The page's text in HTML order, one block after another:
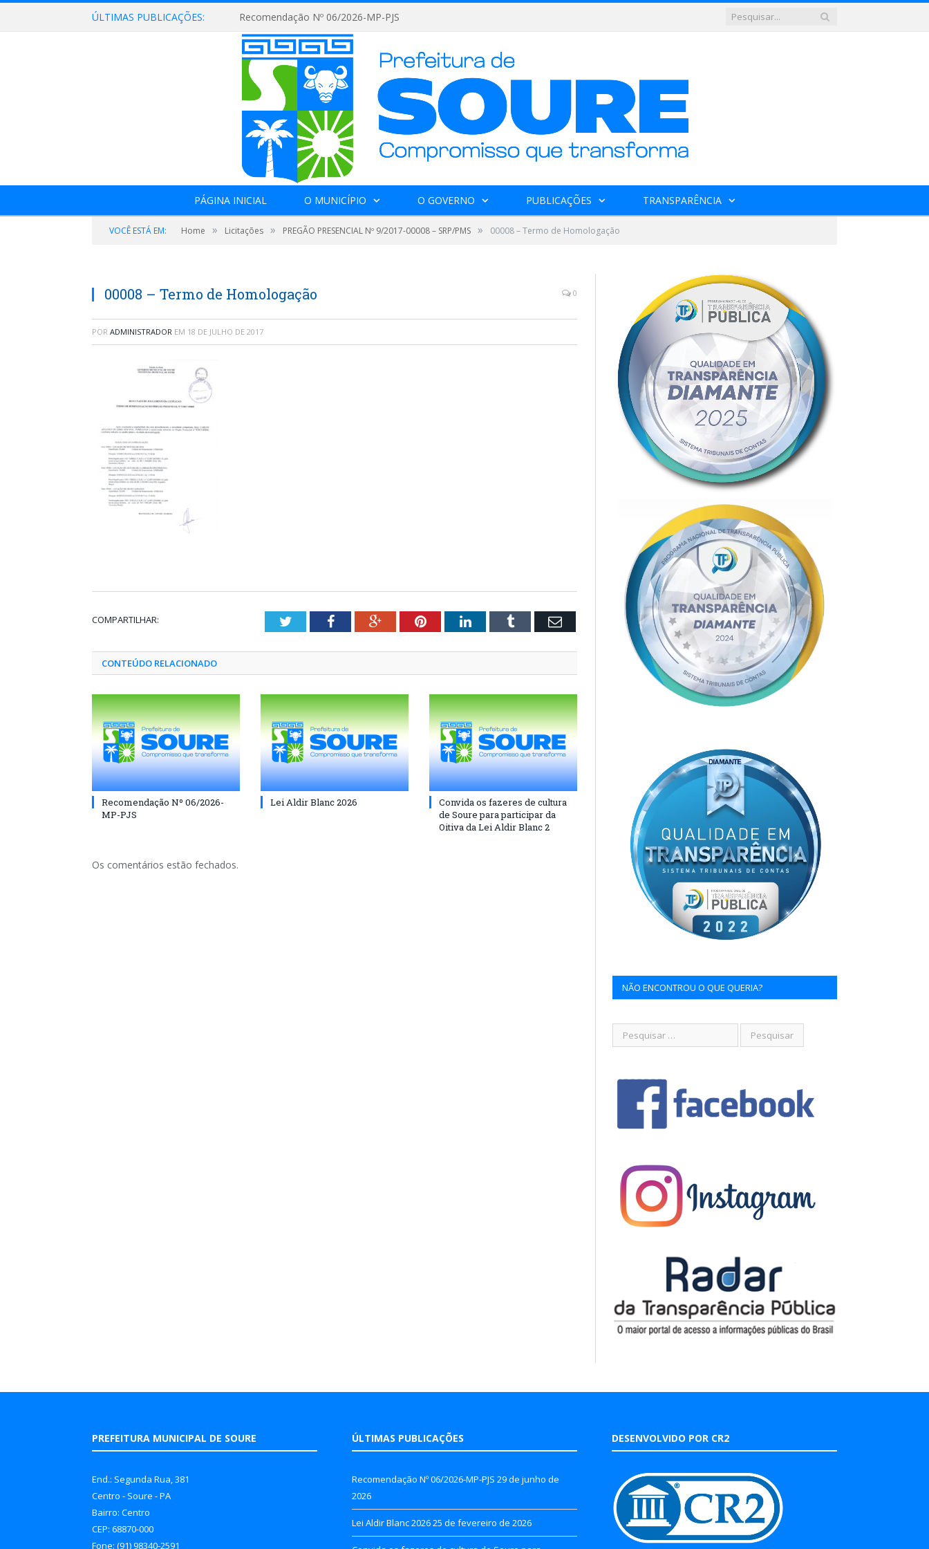
ÚLTIMAS PUBLICAÇÕES: Recomendação Nº 06/2026-MP-PJS
PÁGINA INICIAL O MUNICÍPIO O GOVERNO PUBLICAÇÕES TRANSPARÊNCIA
VOCÊ ESTÁ EM: Home » Licitações » PREGÃO PRESENCIAL Nº 9/2017-00008 – SRP/PMS » 00008 – Termo de Homologação
00008 – Termo de Homologação 0
POR ADMINISTRADOR EM 18 DE JULHO DE 2017
COMPARTILHAR: TwitterFacebookGoogle+PinterestLinkedInTumblr Email
CONTEÚDO RELACIONADO
Recomendação Nº 06/2026-
MP-PJS
Lei Aldir Blanc 2026
Convida os fazeres de cultura
de Soure para participar da
Oitiva da Lei Aldir Blanc 2
Os comentários estão fechados.
NÃO ENCONTROU O QUE QUERIA?
PREFEITURA MUNICIPAL DE SOURE
End.: Segunda Rua, 381
Centro - Soure - PA
Bairro: Centro
CEP: 68870-000
Fone: (91) 98340-2591
ÚLTIMAS PUBLICAÇÕES
Recomendação Nº 06/2026-MP-PJS 29 de junho de
2026
Lei Aldir Blanc 202625 de fevereiro de 2026
DESENVOLVIDO POR CR2